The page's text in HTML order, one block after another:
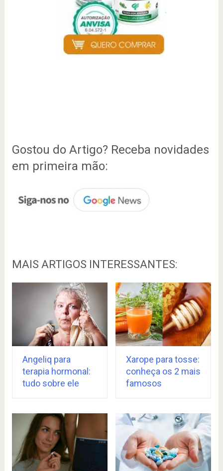
Gostou do Artigo? Receba novidades
em primeira mão:
MAIS ARTIGOS INTERESSANTES:
Angeliq para
terapia hormonal:
tudo sobre ele
Xarope para tosse:
conheça os 2 mais
famosos